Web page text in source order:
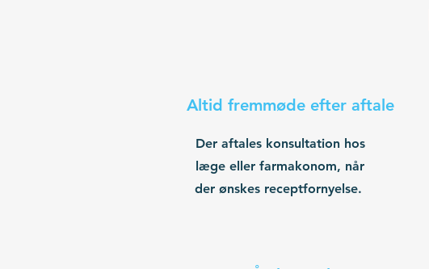
Altid fremmøde efter aftale
Der aftales konsultation hos
læge eller farmakonom, når
der ønskes receptfornyelse.